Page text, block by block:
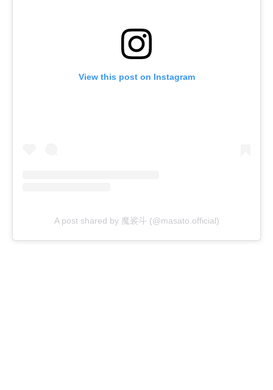
View this post on Instagram
A post shared by 魔裟斗 (@masato.official)